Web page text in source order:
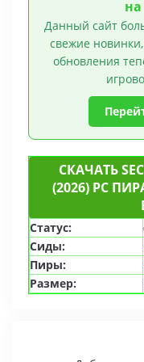
Данный сайт
свежие
обновления
СКАЧАТЬ
(2026) PC
Статус:
Сиды:
Пиры:
Размер: